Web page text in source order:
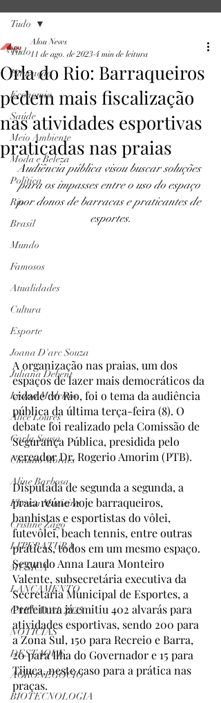
Tudo
Educação
Economia
Saúde
Meio Ambiente
Moda e Beleza
Política
Rio
Brasil
Mundo
Famosos
Atualidades
Cultura
Esporte
Joana D'arc Souza
Juliana Debent
Luana Medeiros
Alice Loures
Carla Sousa
Claudio Moraes
Aline Barbosa
Floriza Macieira
Cristine Zago
LITERATURA
MÚSICA
LANÇAMENTO
CARNAVAL 2025
NOTÍCIAS
DESTAQUE
AGRONEGÓCIO
BIOTECNOLOGIA
Tudo
Orla do Rio: Barraqueiros
pedem mais fiscalização
nas atividades esportivas
praticadas nas praias
Alou News
11 de ago. de 2023 4 min de leitura
Audiência pública visou buscar soluções
para os impasses entre o uso do espaço
por donos de barracas e praticantes de
esportes.
A organização nas praias, um dos
espaços de lazer mais democráticos da
cidade do Rio, foi o tema da audiência
pública da última terça-feira (8). O
debate foi realizado pela Comissão de
Segurança Pública, presidida pelo
vereador Dr. Rogerio Amorim (PTB).
Disputada de segunda a segunda, a
praia reúne hoje barraqueiros,
banhistas e esportistas do vôlei,
futevôlei, beach tennis, entre outras
práticas, todos em um mesmo espaço.
Segundo Anna Laura Monteiro
Valente, subsecretária executiva da
Secretaria Municipal de Esportes, a
Prefeitura já emitiu 402 alvarás para
atividades esportivas, sendo 200 para
a Zona Sul, 150 para Recreio e Barra,
20 para Ilha do Governador e 15 para
Tijuca, neste caso para a prática nas
praças.